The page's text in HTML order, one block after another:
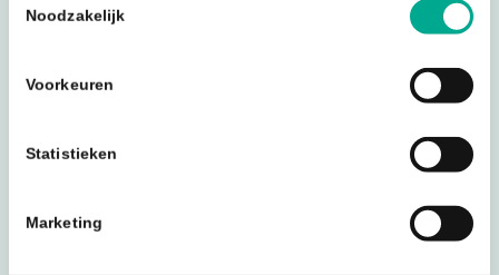
Noodzakelijk
Voorkeuren
Statistieken
Marketing
Lees onze actuele artikelen